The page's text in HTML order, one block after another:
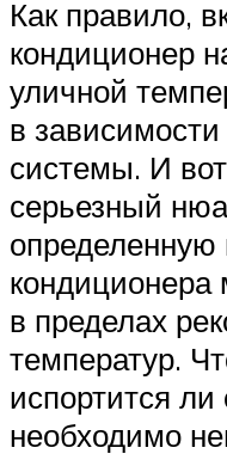
Как правило,
кондиционер
уличной
в
системы. И
серьезный
определенную
кондиционера
в пределах
температур.
испортится
необходимо